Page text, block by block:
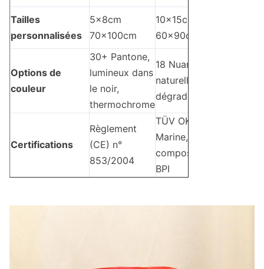
Tailles
personnalisées
5x8cm
70x100cm
10x15cm
60x90cm
Options de
couleur
30+ Pantone,
lumineux dans
le noir,
thermochrome
18 Nuances
naturelles et
dégradation
Certifications
Règlement
(CE) n°
853/2004
TÜV OK
Marine,
compost
BPI